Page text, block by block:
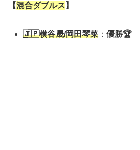
【混合ダブルス 】
🇯🇵横谷晟/岡田琴菜 ：優勝🏆